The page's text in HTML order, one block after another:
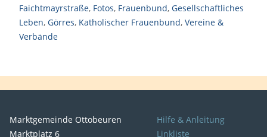
Faichtmayrstraße, Fotos, Frauenbund, Gesellschaftliches
Leben, Görres, Katholischer Frauenbund, Vereine &
Verbände
Marktgemeinde Ottobeuren
Marktplatz 6
Hilfe & Anleitung
Linkliste